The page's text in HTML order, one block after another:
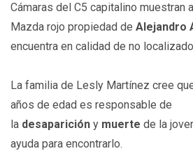
Cámaras del C5 capitalino muestran
Mazda rojo propiedad de Alejandro
encuentra en calidad de no
La familia de Lesly Martínez cree
años de edad es responsable de
la desaparición y muerte de la
ayuda para encontrarlo.